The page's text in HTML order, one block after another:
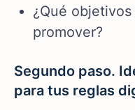
¿Qué
promover?
Segundo paso.
para tus reglas